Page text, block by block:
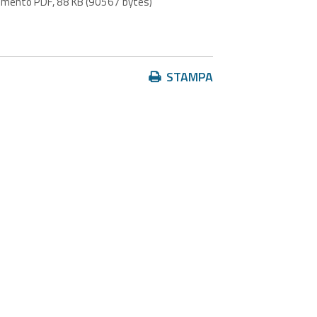
Azioni STAMPA